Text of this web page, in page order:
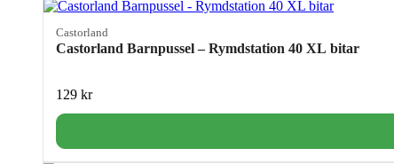
Castorland
Castorland Barnpussel – Rymdstation 40 XL bitar
129 kr